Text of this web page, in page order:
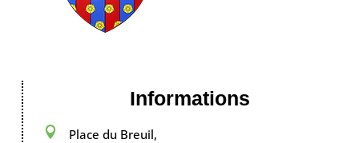
Informations

Place du Breuil,